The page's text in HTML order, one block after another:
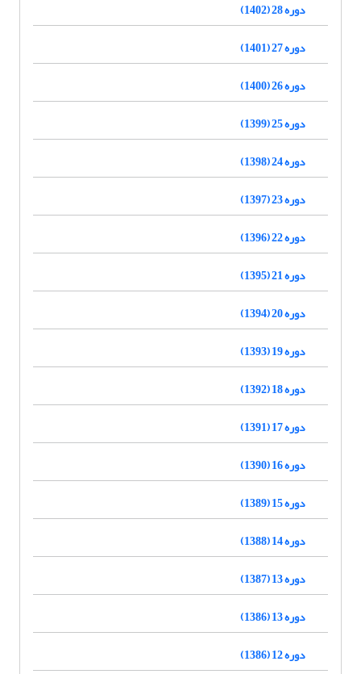
دوره 28 (1402)
دوره 27 (1401)
دوره 26 (1400)
دوره 25 (1399)
دوره 24 (1398)
دوره 23 (1397)
دوره 22 (1396)
دوره 21 (1395)
دوره 20 (1394)
دوره 19 (1393)
دوره 18 (1392)
دوره 17 (1391)
دوره 16 (1390)
دوره 15 (1389)
دوره 14 (1388)
دوره 13 (1387)
دوره 13 (1386)
دوره 12 (1386)